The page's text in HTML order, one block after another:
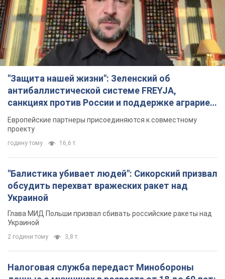
"Защита нашей жизни": Зеленский об
антибаллистической системе FREYJA,
санкциях против России и поддержке аграриев.
Видео
Европейские партнеры присоединяются к совместному
проекту
годину тому 16,6 т.
"Балистика убивает людей": Сикорский призвал
обсудить перехват вражеских ракет над
Украиной
Глава МИД Польши призвал сбивать российские ракеты над
Украиной
2 години тому 3,8 т.
Налоговая служба передаст Минобороны